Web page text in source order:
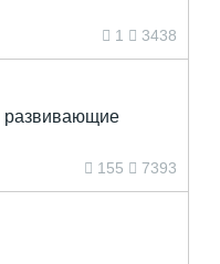
1 3438
развивающие
155 7393